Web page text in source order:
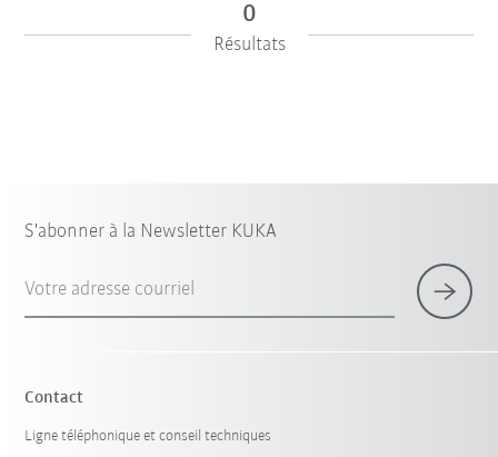
0
Résultats
S'abonner à la Newsletter KUKA
Votre adresse courriel
Contact
Ligne téléphonique et conseil techniques